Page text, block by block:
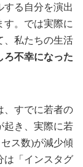
する自分を演出
す。では実際に
、私たちの生活
ろ不幸になった
、すでに若者の
起き、実際に若
ス数)が減少傾
は「インスタグ